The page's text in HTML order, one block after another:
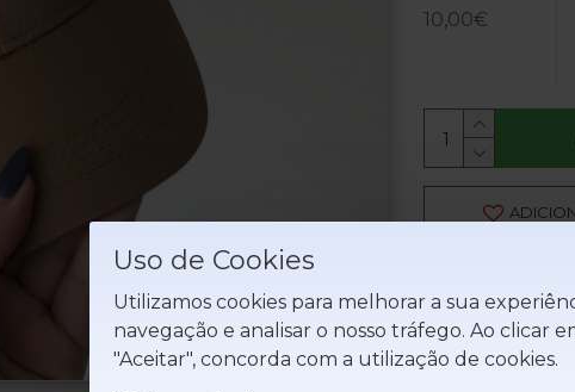
Uso de Cookies
Utilizamos cookies para melhorar a sua
navegação e analisar o nosso tráfego. Ao clicar
"Aceitar", concorda com a utilização de cookies.
trás,
de
solares,
corridas
10,00€